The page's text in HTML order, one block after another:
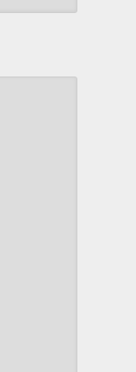
创建单独的文件。
种方法处理对
毕竟这不是很关键